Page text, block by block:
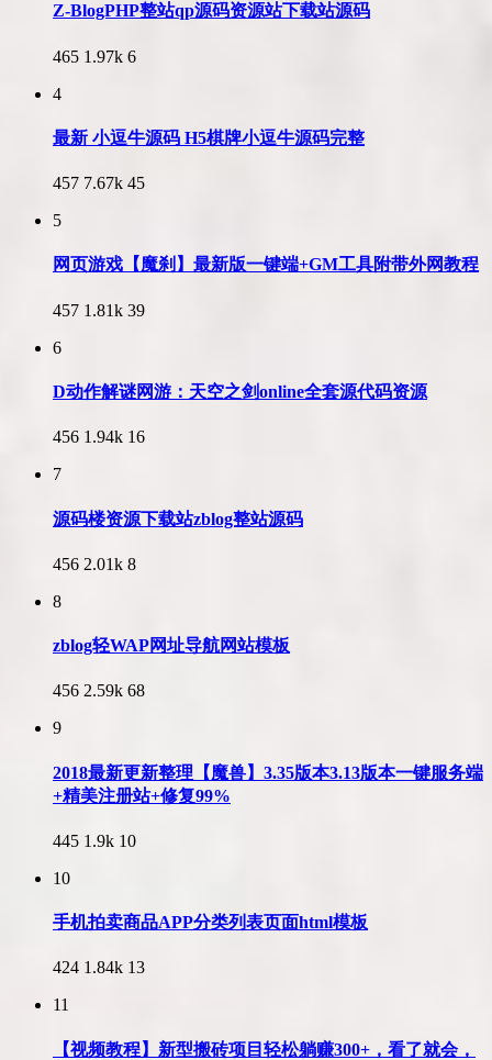
Z-BlogPHP整站qp源码资源站下载站源码
465 1.97k 6
4
最新 小逗牛源码 H5棋牌小逗牛源码完整
457 7.67k 45
5
网页游戏【魔刹】最新版一键端+GM工具附带外网教程
457 1.81k 39
6
D动作解谜网游：天空之剑online全套源代码资源
456 1.94k 16
7
源码楼资源下载站zblog整站源码
456 2.01k 8
8
zblog轻WAP网址导航网站模板
456 2.59k 68
9
2018最新更新整理【魔兽】3.35版本3.13版本一键服务端
+精美注册站+修复99%
445 1.9k 10
10
手机拍卖商品APP分类列表页面html模板
424 1.84k 13
11
【视频教程】新型搬砖项目轻松躺赚300+，看了就会，